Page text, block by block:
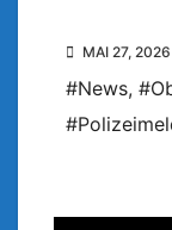
MAI 27, 2026
#News,